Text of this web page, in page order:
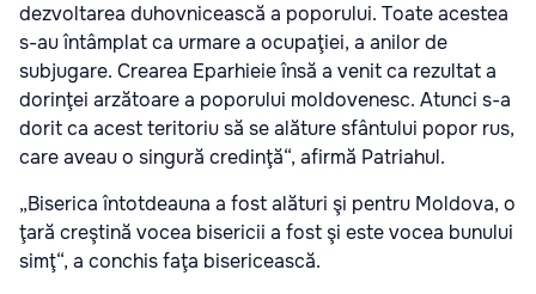
dezvoltarea duhovnicească a poporului. Toate acestea
s-au întâmplat ca urmare a ocupaţiei, a anilor de
subjugare. Crearea Eparhieie însă a venit ca rezultat a
dorinţei arzătoare a poporului moldovenesc. Atunci s-a
dorit ca acest teritoriu să se alăture sfântului popor rus,
care aveau o singură credinţă“, afirmă Patriahul.
„Biserica întotdeauna a fost alături şi pentru Moldova, o
ţară creştină vocea bisericii a fost şi este vocea bunului
simţ“, a conchis faţa bisericească.